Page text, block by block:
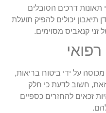
דרכים הסובלים
יכולים להפיק תועלת
קנאביס מסוימים.
על ידי ביטוח בריאות,
חשוב לדעת כי חלק
זכאים להחזרים כספיים